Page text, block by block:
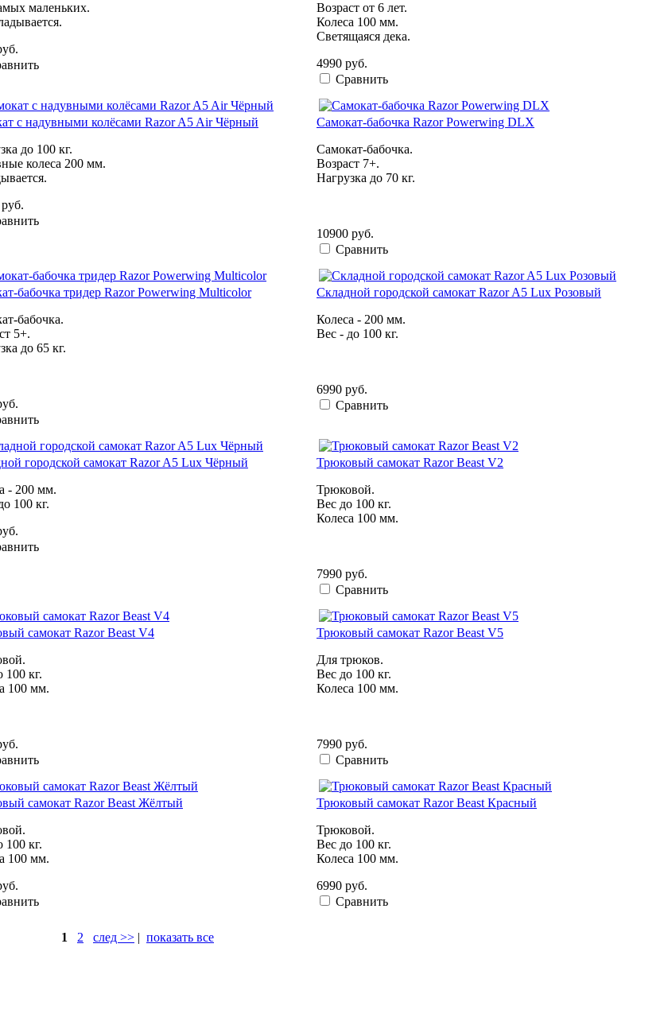
маленьких.
Возраст от 6 лет.
Колеса 100 мм.
Светящаяся дека.
4990 руб.
Сравнить
с надувными колёсами Razor A5 Air Чёрный
до 100 кг.
колеса 200 мм.
Самокат-бабочка Razor Powerwing DLX
Самокат-бабочка.
Возраст 7+.
Нагрузка до 70 кг.
10900 руб.
Сравнить
бабочка тридер Razor Powerwing Multicolor
бабочка.
5+.
до 65 кг.
Складной городской самокат Razor A5 Lux Розовый
Колеса - 200 мм.
Вес - до 100 кг.
6990 руб.
Сравнить
городской самокат Razor A5 Lux Чёрный
- 200 мм.
100 кг.
Трюковый самокат Razor Beast V2
Трюковой.
Вес до 100 кг.
Колеса 100 мм.
7990 руб.
Сравнить
самокат Razor Beast V4
100 кг.
100 мм.
Трюковый самокат Razor Beast V5
Для трюков.
Вес до 100 кг.
Колеса 100 мм.
7990 руб.
Сравнить
самокат Razor Beast Жёлтый
100 кг.
100 мм.
Трюковый самокат Razor Beast Красный
Трюковой.
Вес до 100 кг.
Колеса 100 мм.
6990 руб.
Сравнить
1 2 след >> | показать все